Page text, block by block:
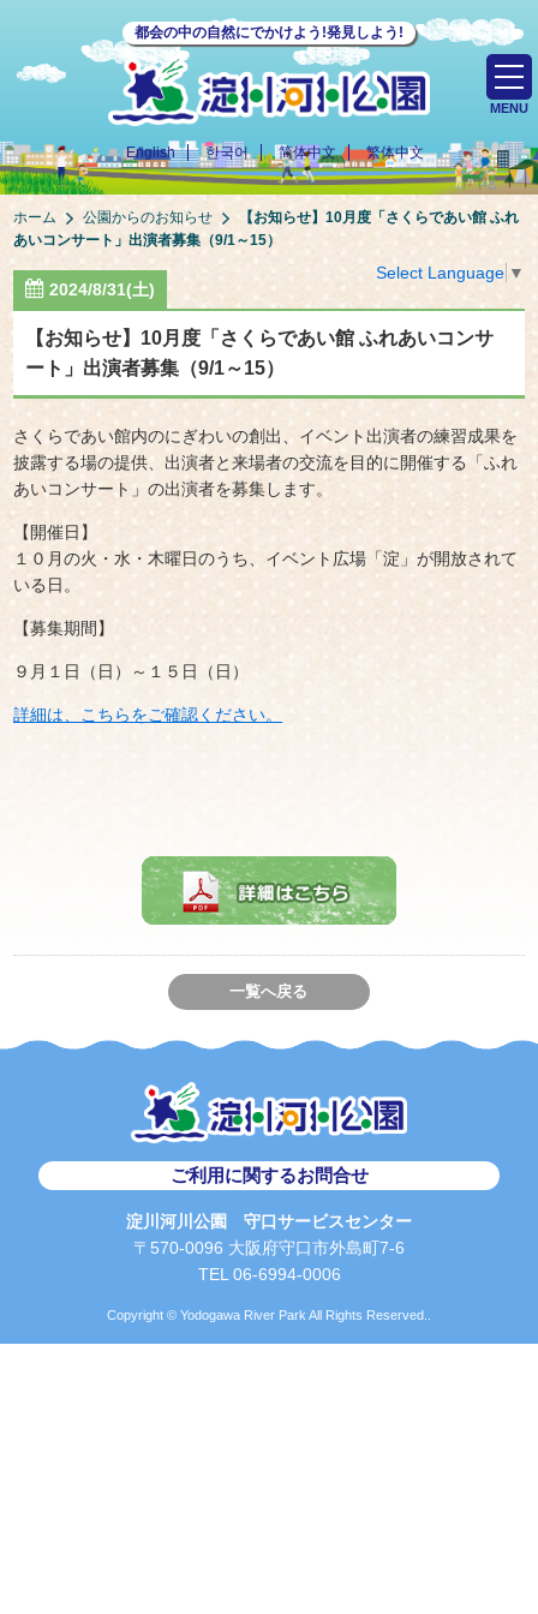
都会の中の自然にでかけよう!発見しよう!
English 한국어 简体中文 繁体中文
MENU
ホーム 公園からのお知らせ
【お知らせ】10月度「さくらであい館 ふれ
あいコンサート」出演者募集（9/1～15）
Select Language ▼
2024/8/31(土)
【お知らせ】10月度「さくらであい館 ふれあいコンサ
ート」出演者募集（9/1～15）
さくらであい館内のにぎわいの創出、イベント出演者の練習成果を
披露する場の提供、出演者と来場者の交流を目的に開催する「ふれ
あいコンサート」の出演者を募集します。
【開催日】
１０月の火・水・木曜日のうち、イベント広場「淀」が開放されて
いる日。
【募集期間】
９月１日（日）～１５日（日）
詳細は、こちらをご確認ください。
一覧へ戻る
ご利用に関するお問合せ
淀川河川公園 守口サービスセンター
〒570-0096 大阪府守口市外島町7-6
TEL 06-6994-0006
Copyright © Yodogawa River Park All Rights Reserved..